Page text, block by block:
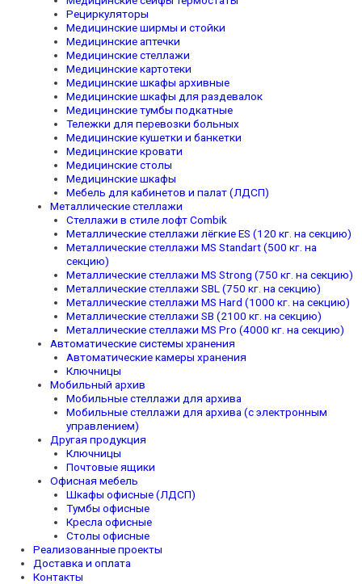
Рециркуляторы
Медицинские ширмы и стойки
Медицинские аптечки
Медицинские стеллажи
Медицинские картотеки
Медицинские шкафы архивные
Медицинские шкафы для раздевалок
Медицинские тумбы подкатные
Тележки для перевозки больных
Медицинские кушетки и банкетки
Медицинские кровати
Медицинские столы
Медицинские шкафы
Мебель для кабинетов и палат (ЛДСП)
Металлические стеллажи
Стеллажи в стиле лофт Combik
Металлические стеллажи лёгкие ES (120 кг. на секцию)
Металлические стеллажи MS Standart (500 кг. на
секцию)
Металлические стеллажи MS Strong (750 кг. на секцию)
Металлические стеллажи SBL (750 кг. на секцию)
Металлические стеллажи MS Hard (1000 кг. на секцию)
Металлические стеллажи SB (2100 кг. на секцию)
Металлические стеллажи MS Pro (4000 кг. на секцию)
Автоматические системы хранения
Автоматические камеры хранения
Ключницы
Мобильный архив
Мобильные стеллажи для архива
Мобильные стеллажи для архива (с электронным
управлением)
Другая продукция
Ключницы
Почтовые ящики
Офисная мебель
Шкафы офисные (ЛДСП)
Тумбы офисные
Кресла офисные
Столы офисные
Реализованные проекты
Доставка и оплата
Контакты